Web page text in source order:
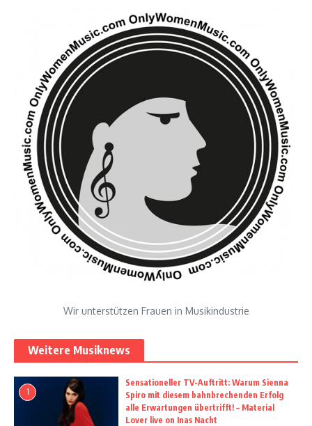
Wir unterstützen Frauen in Musikindustrie
Weitere Musiknews
1
Sensationeller TV-Auftritt: Warum Sienna
Spiro mit diesem bahnbrechenden Erfolg
alle Erwartungen übertrifft! – Material
Lover live on Inas Nacht